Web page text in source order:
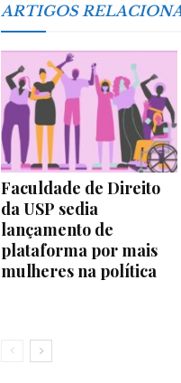
ARTIGOS
Faculdade de Direito
da USP sedia
lançamento de
plataforma por mais
mulheres na política